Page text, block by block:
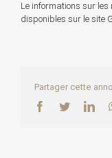
Le informations sur les
disponibles sur le site
Partager cette
Facebook
Twitter